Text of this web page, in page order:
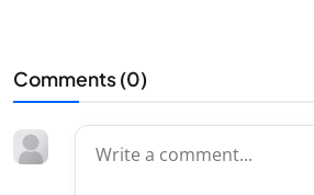
Comments (0)